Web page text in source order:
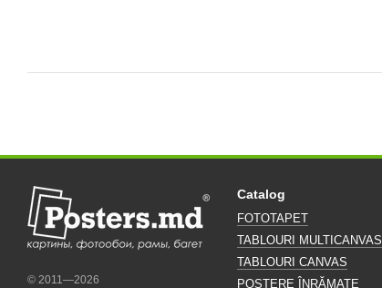
© 2011—2026
Catalog
FOTOTAPET
TABLOURI MULTICANVAS
TABLOURI CANVAS
POSTERE ÎNRĂMATE